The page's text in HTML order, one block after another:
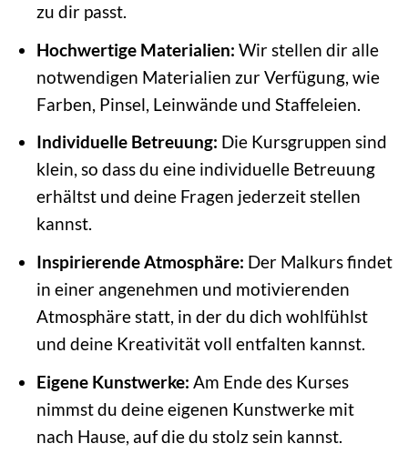
zu dir passt.
Hochwertige Materialien: Wir stellen dir alle
notwendigen Materialien zur Verfügung, wie
Farben, Pinsel, Leinwände und Staffeleien.
Individuelle Betreuung: Die Kursgruppen sind
klein, so dass du eine individuelle Betreuung
erhältst und deine Fragen jederzeit stellen
kannst.
Inspirierende Atmosphäre: Der Malkurs findet
in einer angenehmen und motivierenden
Atmosphäre statt, in der du dich wohlfühlst
und deine Kreativität voll entfalten kannst.
Eigene Kunstwerke: Am Ende des Kurses
nimmst du deine eigenen Kunstwerke mit
nach Hause, auf die du stolz sein kannst.